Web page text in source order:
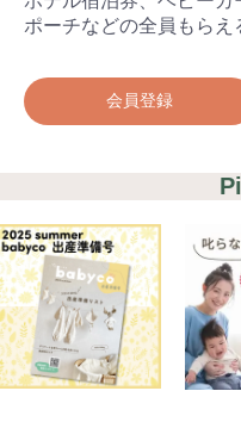
ポーチなどの全員もらえ
会員登録